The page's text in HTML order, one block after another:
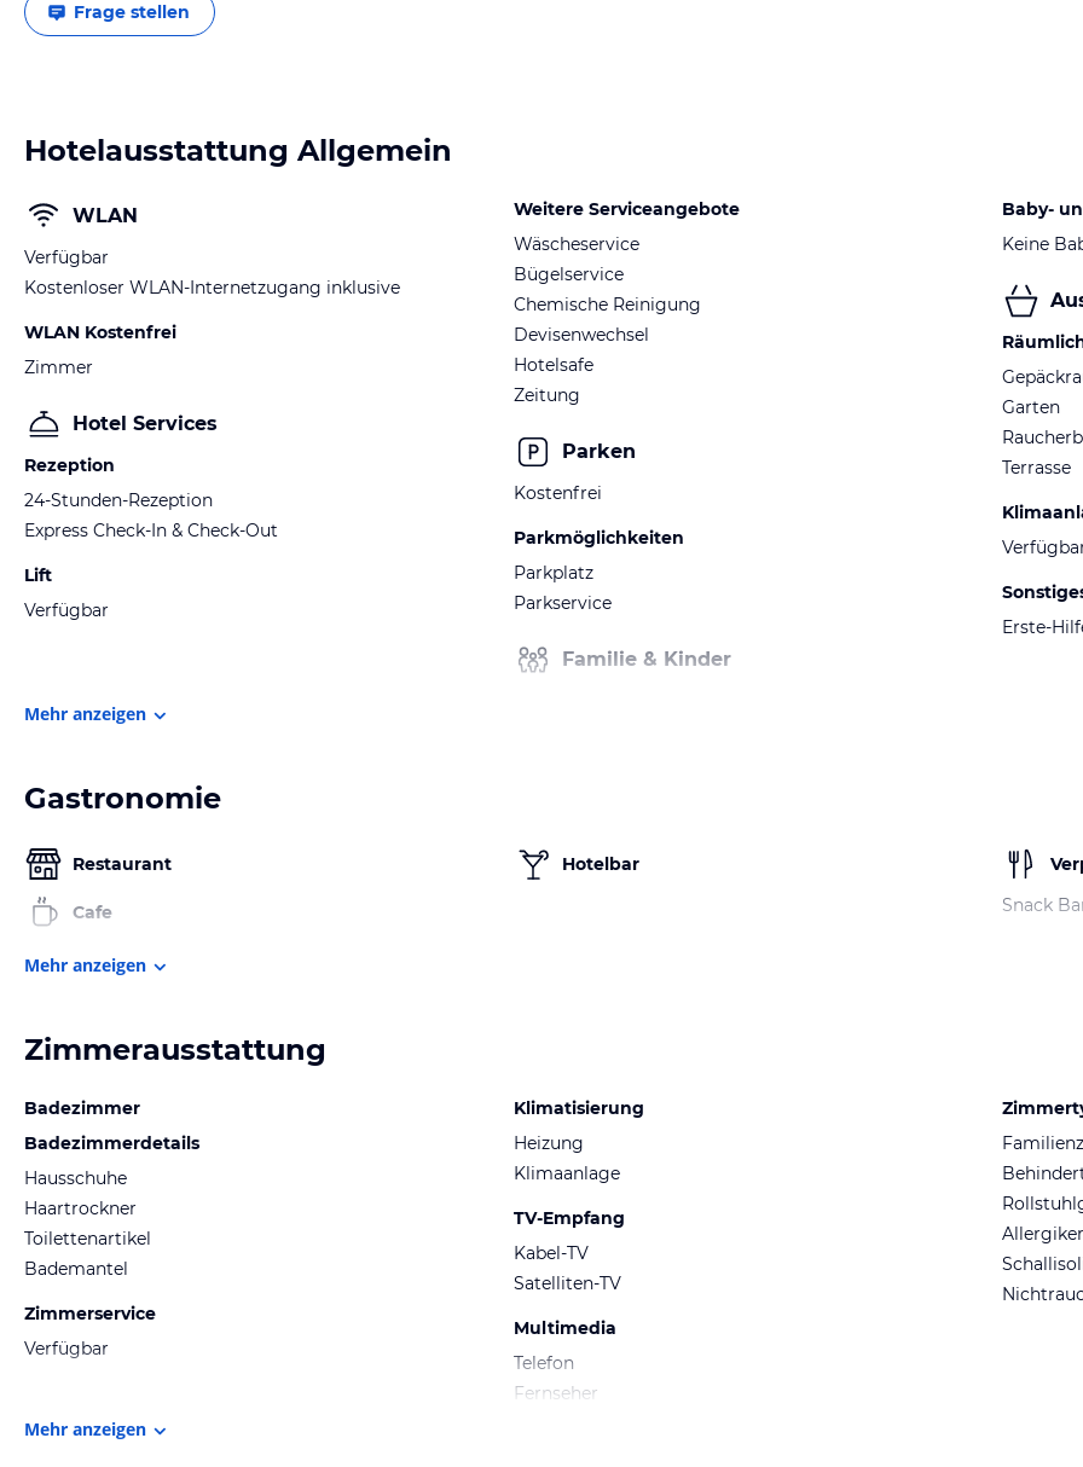
Frage stellen
Hotelausstattung Allgemein
WLAN
Verfügbar
Kostenloser WLAN-Internetzugang inklusive
WLAN Kostenfrei
Zimmer
Hotel Services
Rezeption
24-Stunden-Rezeption
Express Check-In & Check-Out
Lift
Verfügbar
Weitere Serviceangebote
Wäscheservice
Bügelservice
Chemische Reinigung
Devisenwechsel
Hotelsafe
Zeitung
Parken
Kostenfrei
Parkmöglichkeiten
Parkplatz
Parkservice
Familie & Kinder
Baby-
Keine
Garten
Terrasse
Erste-
Mehr anzeigen
Gastronomie
Restaurant
Cafe
Hotelbar
Snack
Mehr anzeigen
Zimmerausstattung
Badezimmer
Badezimmerdetails
Hausschuhe
Haartrockner
Toilettenartikel
Bademantel
Zimmerservice
Verfügbar
Klimatisierung
Heizung
Klimaanlage
TV-Empfang
Kabel-TV
Satelliten-TV
Multimedia
Telefon
Fernseher
Mehr anzeigen